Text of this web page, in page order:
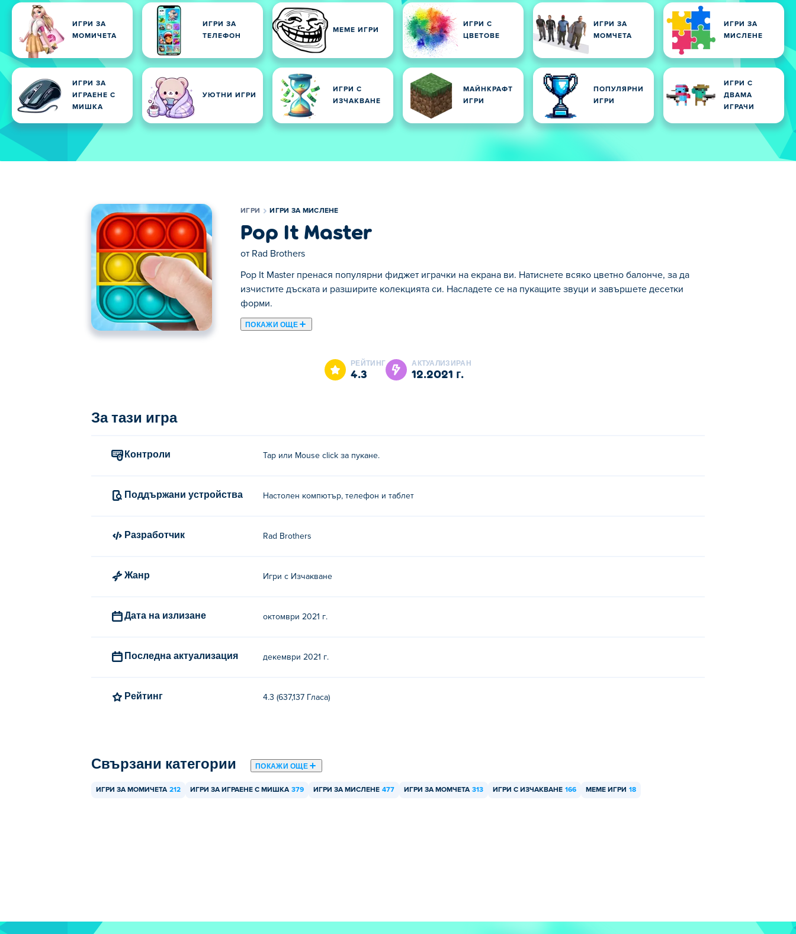
ИГРИ ЗА
МОМИЧЕТА
ИГРИ ЗА
ТЕЛЕФОН
МЕМЕ ИГРИ
ИГРИ С
ЦВЕТОВЕ
ИГРИ ЗА
МОМЧЕТА
ИГРИ ЗА
МИСЛЕНЕ
ИГРИ ЗА
ИГРАЕНЕ С
МИШКА
УЮТНИ ИГРИ
ИГРИ С
ИЗЧАКВАНЕ
МАЙНКРАФТ
ИГРИ
ПОПУЛЯРНИ
ИГРИ
ИГРИ С
ДВАМА
ИГРАЧИ
ИГРИ ИГРИ ЗА МИСЛЕНЕ
Pop It Master
от Rad Brothers
Pop It Master пренася популярни фиджет играчки на екрана ви. Натиснете всяко цветно балонче, за да
изчистите дъската и разширите колекцията си. Насладете се на пукащите звуци и завършете десетки
форми.
ПОКАЖИ ОЩЕ
Тук можете да играете Pop It Master. Pop It Master е една от нашите избрани Игри за Мислене.
РЕЙТИНГ
4.3
АКТУАЛИЗИРАН
12.2021 г.
За тази игра
Контроли Tap или Mouse click за пукане.
Поддържани устройства Настолен компютър, телефон и таблет
Разработчик Rad Brothers
Жанр Игри с Изчакване
Дата на излизане октомври 2021 г.
Последна актуализация декември 2021 г.
Рейтинг 4.3 (637,137 Гласa)
Свързани категории ПОКАЖИ ОЩЕ
ИГРИ ЗА МОМИЧЕТА 212 ИГРИ ЗА ИГРАЕНЕ С МИШКА 379 ИГРИ ЗА МИСЛЕНЕ 477 ИГРИ ЗА МОМЧЕТА 313 ИГРИ С ИЗЧАКВАНЕ 166 МЕМЕ ИГРИ 18